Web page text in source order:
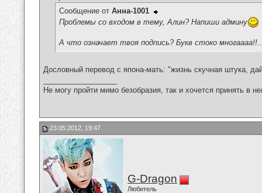
Сообщение от Анна-1001
Проблемы со входом в тему, Алин? Напиши админу
А что означает твоя подпись? Букв стоко многаааа!!..
Дословный перевод с япона-мать: "жизнь скучная штука,
Не могу пройти мимо безобразия, так и хочется принять в
23.05.2012, 19:47
G-Dragon
Любитель